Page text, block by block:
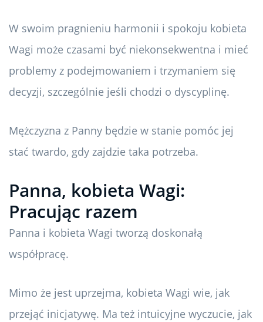
W swoim pragnieniu harmonii i spokoju kobieta
Wagi może czasami być niekonsekwentna i mieć
problemy z podejmowaniem i trzymaniem się
decyzji, szczególnie jeśli chodzi o dyscyplinę.
Mężczyzna z Panny będzie w stanie pomóc jej
stać twardo, gdy zajdzie taka potrzeba.
Panna, kobieta Wagi:
Pracując razem
Panna i kobieta Wagi tworzą doskonałą
współpracę.
Mimo że jest uprzejma, kobieta Wagi wie, jak
przejąć inicjatywę. Ma też intuicyjne wyczucie, jak